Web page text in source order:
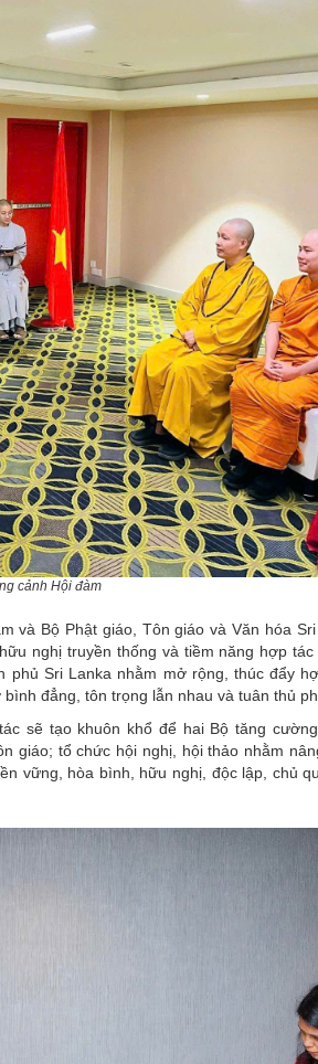
cảnh Hội đàm
và Bộ Phật giáo, Tôn giáo và Văn hóa
nghị truyền thống và tiềm năng hợp
Sri Lanka nhằm mở rộng, thúc đẩy
đẳng, tôn trọng lẫn nhau và tuân thủ
sẽ tạo khuôn khổ để hai Bộ tăng
giáo; tổ chức hội nghị, hội thảo nhằm
vững, hòa bình, hữu nghị, độc lập, chủ